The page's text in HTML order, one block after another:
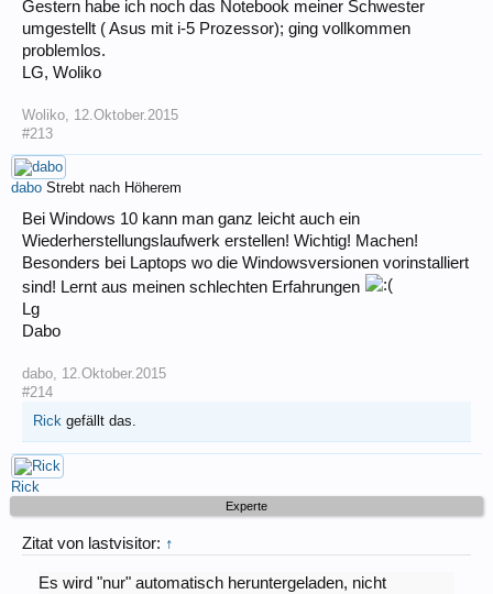
Gestern habe ich noch das Notebook meiner Schwester
umgestellt ( Asus mit i-5 Prozessor); ging vollkommen
problemlos.
LG, Woliko
Woliko, 12.Oktober.2015
#213
dabo Strebt nach Höherem
Bei Windows 10 kann man ganz leicht auch ein
Wiederherstellungslaufwerk erstellen! Wichtig! Machen!
Besonders bei Laptops wo die Windowsversionen vorinstalliert
sind! Lernt aus meinen schlechten Erfahrungen
Lg
Dabo
dabo, 12.Oktober.2015
#214
Rick gefällt das.
Rick
Experte
Zitat von lastvisitor: ↑
Es wird "nur" automatisch heruntergeladen, nicht